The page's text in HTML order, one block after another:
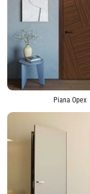
Piana Орех